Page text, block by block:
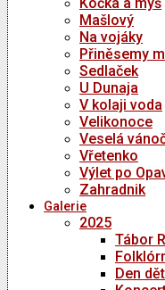
Mašlový
Na vojáky
Přiněsemy
Sedlaček
U Dunaja
V kolaji voda
Velikonoce
Veselá
Vřetenko
Výlet po
Zahradnik
Galerie
2025
Tábor
Den